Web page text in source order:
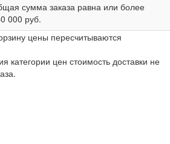
сумма заказа равна или более
000 руб.
цены пересчитываются
категории цен стоимость доставки не